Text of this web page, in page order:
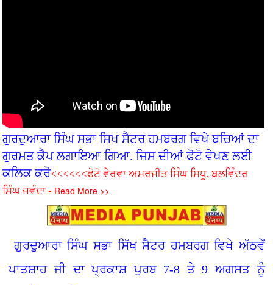
ਗੁਰਦੁਆਰਾ ਸਿੰਘ ਸਭਾ ਸਿਖ ਸੈਟਰ ਹਮਬਰਗ ਵਿਖੇ ਬਚ‌ਿਆਂ ਦਾ
ਗੁਰਮਤ ਕੈਪ ਲਗਾਇਆ ਗਿਆ. ਜਿਸ ਦੀਆਂ ਫੋਟੋ ਵੇਖਣ ਲਈ
ਕਲਿਕ ਕਰੋ<<<<<<ਫੋਟੋ ਵੇਰਵਾ ਅਮਰਜੀਤ ਸਿੰਘ ਸਿਧੂ, ਬਲਵਿੰਦਰ
ਸਿੰਘ ਜਵੰਦਾ - Read More >>
ਗੁਰਦੁਆਰਾ ਸਿੰਘ ਸਭਾ ਸਿੱਖ ਸੈਟਰ ਹਮਬਰਗ ਵਿਖੇ ਅੱਠਵੇਂ
ਪਾਤਸ਼ਾਹ ਜੀ ਦਾ ਪ੍ਰਕਾਸ਼ ਪੁਰਬ 7-8 ਤੇ 9 ਅਗਸਤ ਨੂੰ